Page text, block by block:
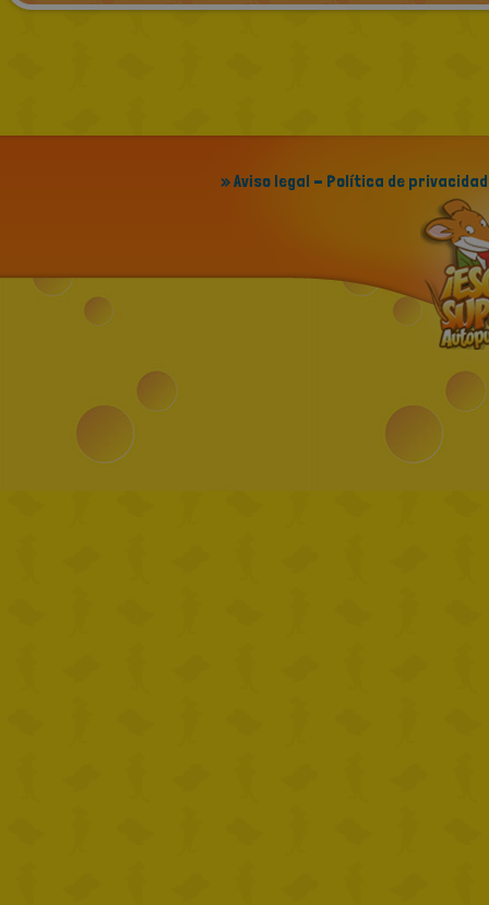
» Aviso legal - Política de privacidad